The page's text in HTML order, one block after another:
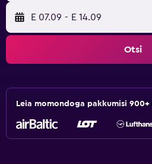
E 07.09 - E 14.09
Otsi
Leia momondoga pakkumisi